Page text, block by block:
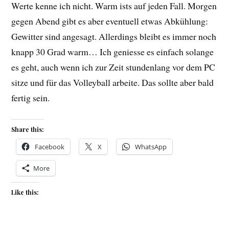
Werte kenne ich nicht. Warm ists auf jeden Fall. Morgen
gegen Abend gibt es aber eventuell etwas Abkühlung:
Gewitter sind angesagt. Allerdings bleibt es immer noch
knapp 30 Grad warm… Ich geniesse es einfach solange
es geht, auch wenn ich zur Zeit stundenlang vor dem PC
sitze und für das Volleyball arbeite. Das sollte aber bald
fertig sein.
Share this:
Facebook X WhatsApp
More
Like this: